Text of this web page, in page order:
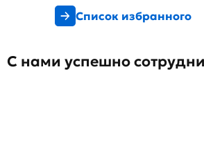
Список избранного
С нами успешно